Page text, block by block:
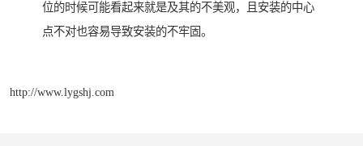
位的时候可能看起来就是及其的不美观，且安装的中心
点不对也容易导致安装的不牢固。
http://www.lygshj.com